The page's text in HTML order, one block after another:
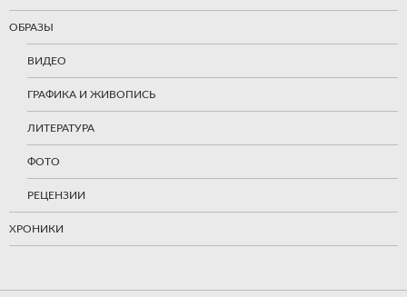
ОБРАЗЫ
ВИДЕО
ГРАФИКА И ЖИВОПИСЬ
ЛИТЕРАТУРА
ФОТО
РЕЦЕНЗИИ
ХРОНИКИ